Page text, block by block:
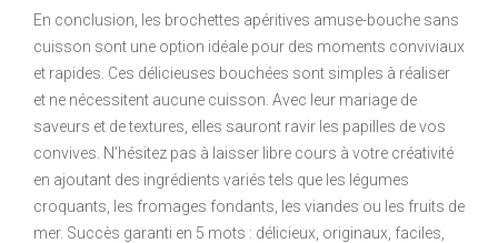
En conclusion, les brochettes apéritives amuse-bouche sans
cuisson sont une option idéale pour des moments conviviaux
et rapides. Ces délicieuses bouchées sont simples à réaliser
et ne nécessitent aucune cuisson. Avec leur mariage de
saveurs et de textures, elles sauront ravir les papilles de vos
convives. N’hésitez pas à laisser libre cours à votre créativité
en ajoutant des ingrédients variés tels que les légumes
croquants, les fromages fondants, les viandes ou les fruits de
mer. Succès garanti en 5 mots : délicieux, originaux, faciles,